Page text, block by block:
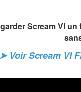
Scream VI
➤ Voir Scream VI